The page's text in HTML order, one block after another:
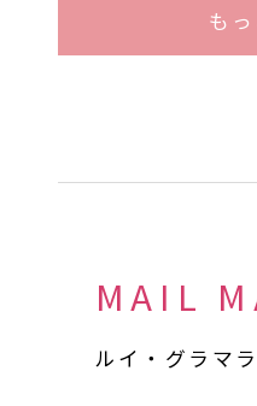
も
MAIL
ルイ・グラマ